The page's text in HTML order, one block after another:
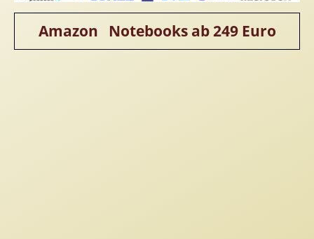
Amazon Notebooks ab 249 Euro